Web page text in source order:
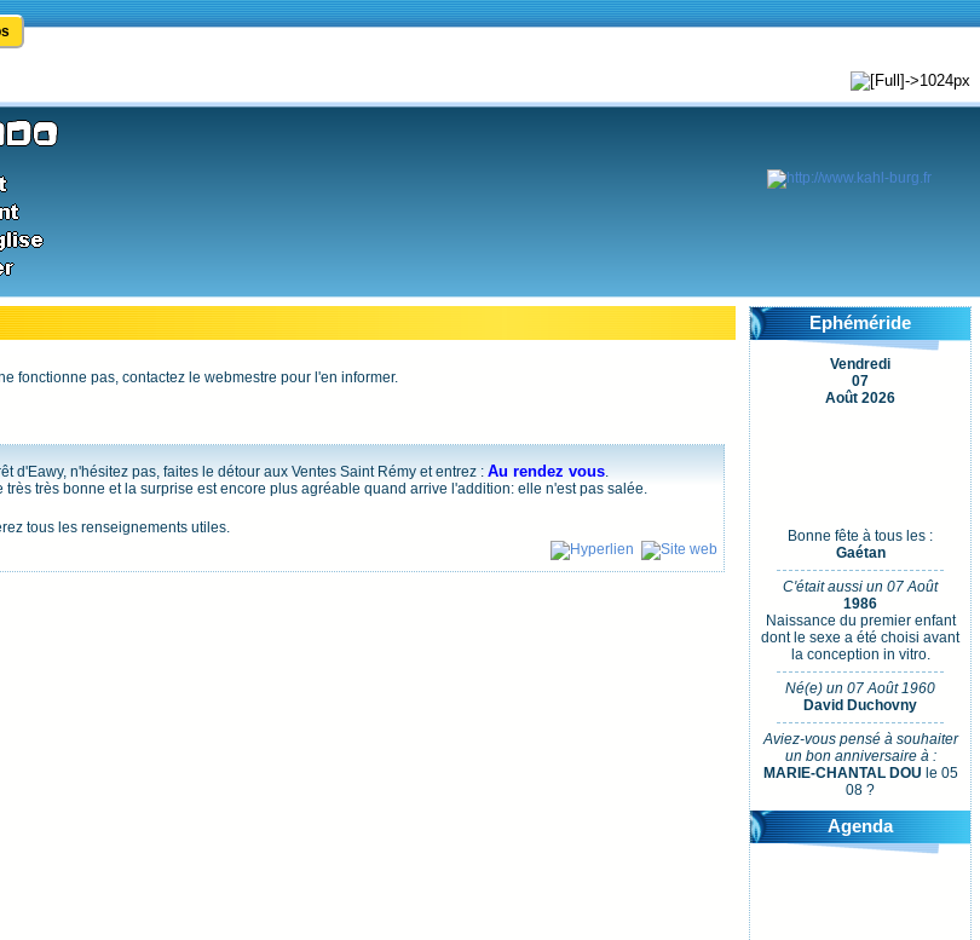
fonctionne pas, contactez le webmestre pour l'en informer.
d'Eawy, n'hésitez pas, faites le détour aux Ventes Saint Rémy et entrez : Au rendez vous.
très bonne et la surprise est encore plus agréable quand arrive l'addition: elle n'est pas salée.
tous les renseignements utiles.
Ephéméride
Vendredi
07
Août 2026
Bonne fête à tous les :
Gaétan
C'était aussi un 07 Août
1986
Naissance du premier enfant
dont le sexe a été choisi avant
la conception in vitro.
Né(e) un 07 Août 1960
David Duchovny
Aviez-vous pensé à souhaiter
un bon anniversaire à :
MARIE-CHANTAL DOU le 05
08 ?
Agenda